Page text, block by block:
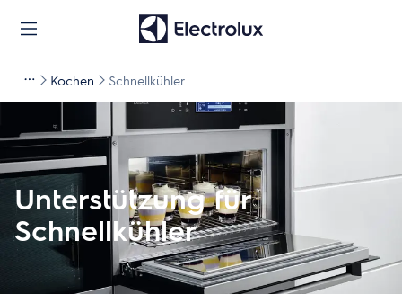
Kochen Schnellkühler
Unterstützung für
Schnellkühler